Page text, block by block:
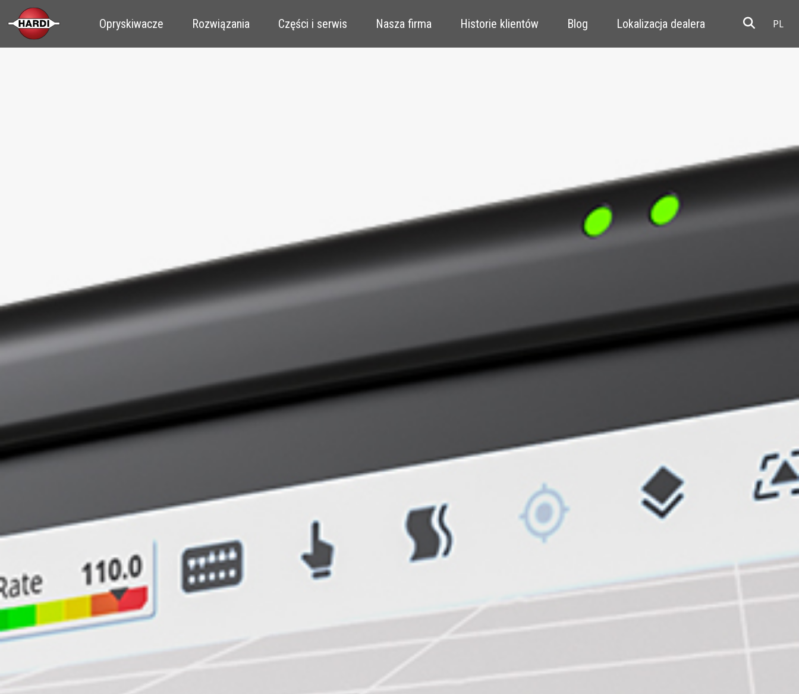
Opryskiwacze Rozwiązania Części i serwis Nasza firma Historie klientów Blog Lokalizacja dealera Resale